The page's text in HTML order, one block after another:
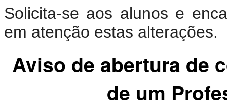
Solicita-se aos alunos e
em atenção estas alterações.
Aviso de abertura de
de um